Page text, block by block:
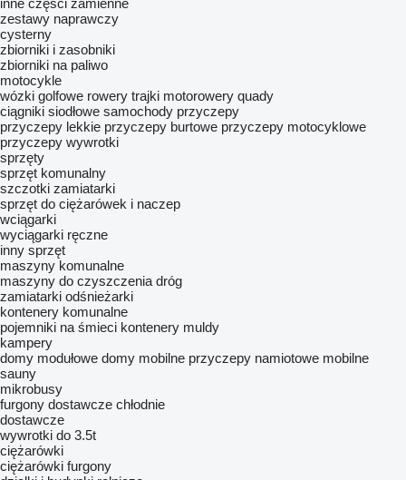
inne części zamienne
zestawy naprawczy
cysterny
zbiorniki i zasobniki
zbiorniki na paliwo
motocykle
wózki golfowe rowery trajki motorowery quady
ciągniki siodłowe samochody przyczepy
przyczepy lekkie przyczepy burtowe przyczepy motocyklowe
przyczepy wywrotki
sprzęty
sprzęt komunalny
szczotki zamiatarki
sprzęt do ciężarówek i naczep
wciągarki
wyciągarki ręczne
inny sprzęt
maszyny komunalne
maszyny do czyszczenia dróg
zamiatarki odśnieżarki
kontenery komunalne
pojemniki na śmieci kontenery muldy
kampery
domy modułowe domy mobilne przyczepy namiotowe mobilne
sauny
mikrobusy
furgony dostawcze chłodnie
dostawcze
wywrotki do 3.5t
ciężarówki
ciężarówki furgony